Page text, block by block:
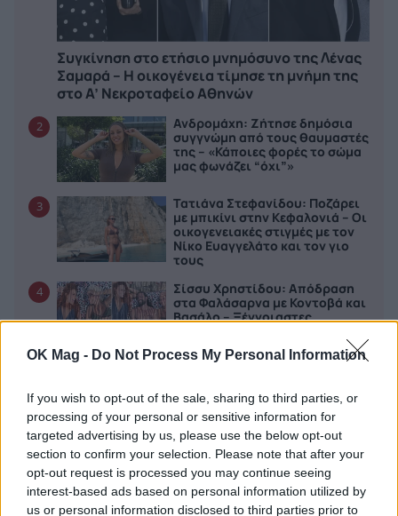
OK Mag - Do Not Process My Personal Information
If you wish to opt-out of the sale, sharing to third parties, or
processing of your personal or sensitive information for
targeted advertising by us, please use the below opt-out
section to confirm your selection. Please note that after your
opt-out request is processed you may continue seeing
interest-based ads based on personal information utilized by
us or personal information disclosed to third parties prior to
Συγκίνηση στο ετήσιο μνημόσυνο της Λένας
Σαμαρά – Η οικογένεια τίμησε τη μνήμη της
στο Α’ Νεκροταφείο Αθηνών
2
Ανδρομάχη: Ζήτησε δημόσια
συγγνώμη από τους θαυμαστές
της – «Κάποιες φορές το σώμα
μας φωνάζει “όχι”»
3
Τατιάνα Στεφανίδου: Ποζάρει
με μπικίνι στην Κεφαλονιά – Οι
οικογενειακές στιγμές με τον
Νίκο Ευαγγελάτο και τον γιο
τους
4
Σίσσυ Χρηστίδου: Απόδραση
στα Φαλάσαρνα με Κοντοβά και
Βασάλο – Ξέγνοιαστες
Σάκης Κατσούλης – Μαριαλένα
αγκαλιά με τον γιο τους – Οι
τρυφερές φωτογραφίες από
την παραλία
ΤΕΛΕΥΤΑΙΑ